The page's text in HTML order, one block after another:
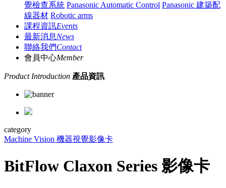
覺檢查系統 Panasonic Automatic Control Panasonic 建築配
線器材 Robotic arms
課程資訊Events
最新消息News
聯絡我們Contact
會員中心Member
Product Introduction 產品資訊
category
Machine Vision 機器視覺影像卡
BitFlow Claxon Series 影像卡